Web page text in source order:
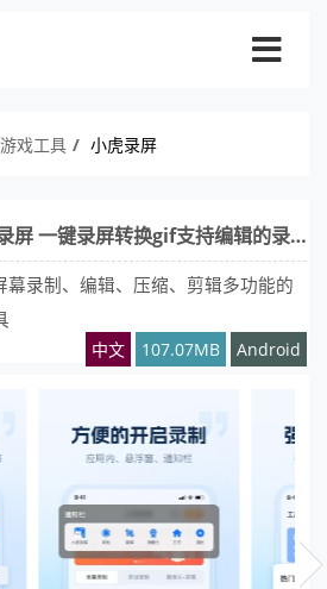
游戏工具 小虎录屏
屏 一键录屏转换gif支持编辑的录屏软件
幕录制、编辑、压缩、剪辑多功能的
中文 107.07MB Android